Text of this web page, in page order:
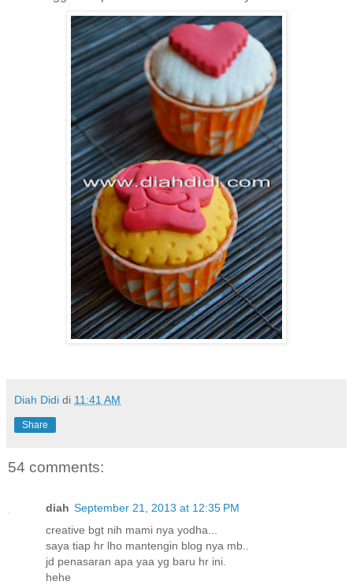
Diah Didi di 11:41 AM
Share
54 comments:
diah September 21, 2013 at 12:35 PM
creative bgt nih mami nya yodha...
saya tiap hr lho mantengin blog nya mb..
jd penasaran apa yaa yg baru hr ini.
hehe